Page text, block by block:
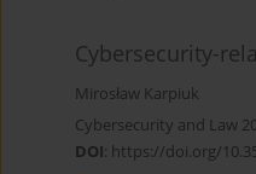
Cybersecurity-
Mirosław Karpiuk
Cybersecurity and Law
DOI: https://doi.org/